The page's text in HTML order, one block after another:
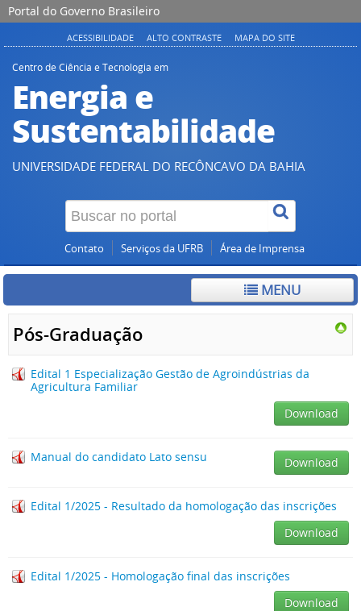
Portal do Governo Brasileiro
ACESSIBILIDADE ALTO CONTRASTE MAPA DO SITE
Centro de Ciência e Tecnologia em
Energia e
Sustentabilidade
UNIVERSIDADE FEDERAL DO RECÔNCAVO DA BAHIA
Contato Serviços da UFRB Área de Imprensa
MENU
Pós-Graduação
Edital 1 Especialização Gestão de Agroindústrias da
Agricultura Familiar
Download
Manual do candidato Lato sensu Download
Edital 1/2025 - Resultado da homologação das inscrições
Download
Edital 1/2025 - Homologação final das inscrições
Download